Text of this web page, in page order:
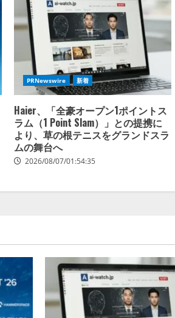
PRNewswire 新着
Haier、「全豪オープン1ポイントス
ラム（1 Point Slam）」との提携に
より、草の根テニスをグランドスラ
ムの舞台へ
2026/08/07/01:54:35